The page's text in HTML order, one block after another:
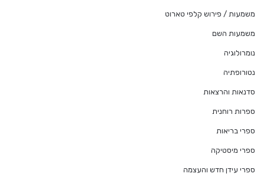
משמעות / פירוש קלפי טארוט
משמעות השם
נומרולוגיה
נטורופתיה
סדנאות והרצאות
ספרות רוחנית
ספרי בריאות
ספרי מיסטיקה
ספרי עידן חדש והעצמה